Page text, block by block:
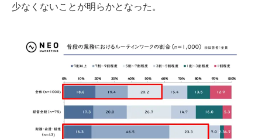
少なくないことが明らかとなった。